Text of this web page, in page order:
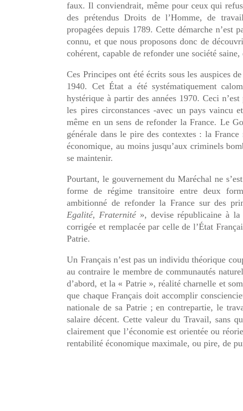
faux. Il conviendrait, même pour ceux qui
des prétendusDroits de l’Homme, de
propagées depuis 1789. Cette démarche
connu, et que nous proposons donc de
cohérent, capable de refonder une société
Ces Principes ont été écrits sous les auspices
1940. Cet État a été systématiquement
hystérique à partir des années 1970. Ceci
les pires circonstances -avec un pays vaincu
même en un sens de refonder la France. Le
générale dans le pire des contextes : la
économique, au moins jusqu’aux criminels
se maintenir.
Pourtant, le gouvernement du Maréchal ne
forme de régime transitoire entre deux
ambitionné de refonder la France sur des
Egalité, Fraternité», devise républicaine à la
corrigée et remplacée par celle de l’État
Patrie.
Un Français n’est pas un individu théorique
au contraire le membre de communautés
d’abord, et la « Patrie », réalité charnelle et
que chaque Français doit accomplir
nationale de sa Patrie ; en contrepartie, le
salaire décent. Cette valeur du Travail, sans
clairement que l’économie est orientée ou
rentabilité économique maximale, ou pire, de